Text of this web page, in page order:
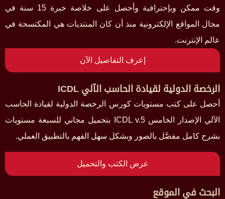
وقت ممكن وبإحترافية وأحصل على خلاصة خبرة 15 سنة في
مجال المواقع الإلكترونية منذ أن كان المنتديات هي المكتسحة في
عالم الإنترنت.
إعرف التفاصيل الآن
الرخصة الدولية لقيادة الحاسب الآلي ICDL
أحصل على كتب مستويات كورس الرخصة الدولية لقيادة الحاسب
الآلي الإصدار الخامس ICDL v.5 بتحميل مجاني للسبعة مستويات
بشرح كامل مفصَّل بالصور وبشكل سهل الفهم بالتطبيق العملي.
عرض الكتب والتحميل
البحث في الموقع